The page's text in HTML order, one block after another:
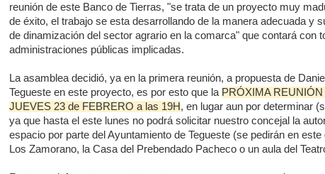
reunión de este Banco de Tierras, "se trata de un proyecto muy
de éxito, el trabajo se esta desarrollando de la manera adecuada y
de dinamización del sector agrario en la comarca" que contará con
administraciones públicas implicadas.
La asamblea decidió, ya en la primera reunión, a propuesta de
Tegueste en este proyecto, es por esto que la PRÓXIMA
JUEVES 23 de FEBRERO a las 19H, en lugar aun por determinar
ya que hasta el este lunes no podrá solicitar nuestro concejal la
espacio por parte del Ayuntamiento de Tegueste (se pedirán en
Los Zamorano, la Casa del Prebendado Pacheco o un aula del